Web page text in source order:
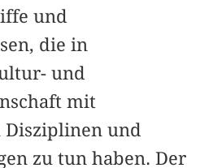
und
die in
und
mit
Disziplinen und
zu tun haben. Der